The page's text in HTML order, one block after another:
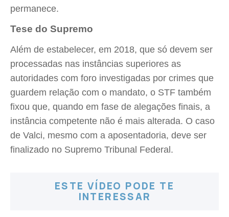
permanece.
Tese do Supremo
Além de estabelecer, em 2018, que só devem ser
processadas nas instâncias superiores as
autoridades com foro investigadas por crimes que
guardem relação com o mandato, o STF também
fixou que, quando em fase de alegações finais, a
instância competente não é mais alterada. O caso
de Valci, mesmo com a aposentadoria, deve ser
finalizado no Supremo Tribunal Federal.
ESTE VÍDEO PODE TE
INTERESSAR